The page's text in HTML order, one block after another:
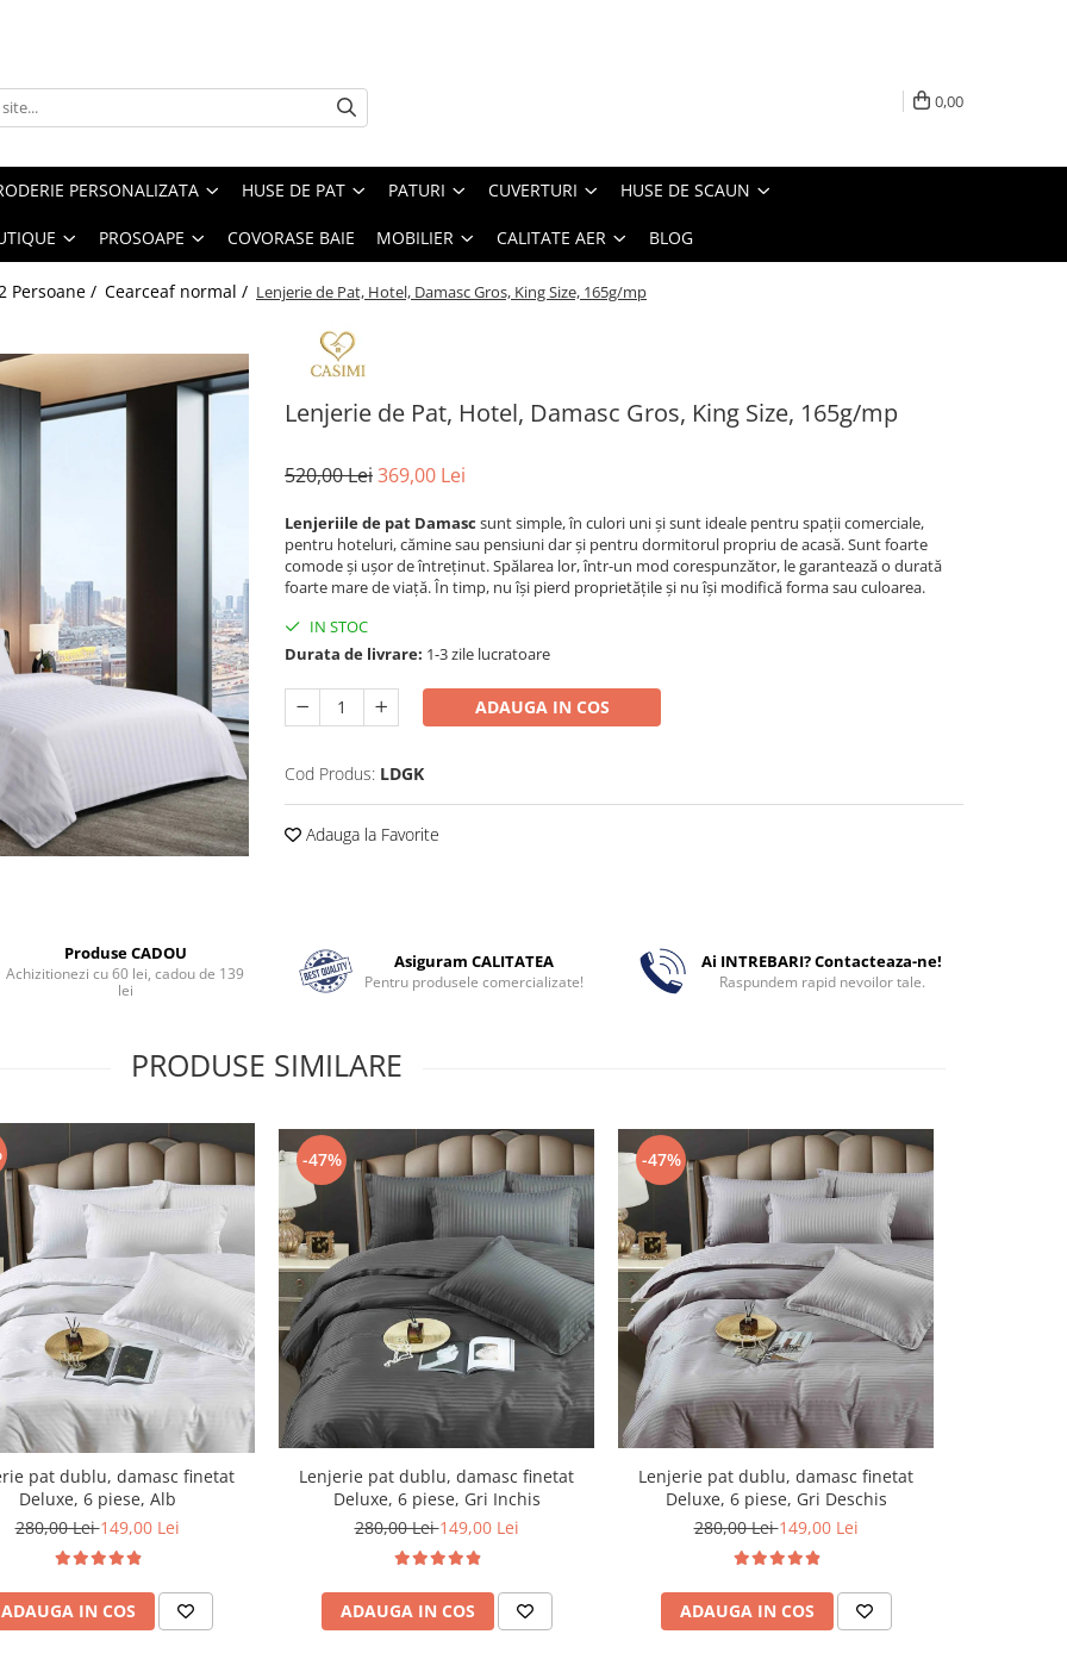
0,00
PERSONALIZATA HUSE DE PAT PATURI CUVERTURI HUSE DE SCAUN
PROSOAPE COVORASE BAIE MOBILIER CALITATE AER BLOG
Persoane / Cearceaf normal / Lenjerie de Pat, Hotel, Damasc Gros, King Size, 165g/mp
Lenjerie de Pat, Hotel, Damasc Gros, King Size, 165g/mp
520,00 Lei369,00 Lei
Lenjeriile de pat Damasc sunt simple, în culori uni şi sunt ideale pentru spaţii comerciale,
pentru hoteluri, cămine sau pensiuni dar şi pentru dormitorul propriu de acasă. Sunt foarte
comode şi uşor de întreţinut. Spălarea lor, într-un mod corespunzător, le garantează o durată
foarte mare de viaţă. În timp, nu îşi pierd proprietăţile şi nu îşi modifică forma sau culoarea.
IN STOC
Durata de livrare: 1-3 zile lucratoare
ADAUGA IN COS
Cod Produs: LDGK
Adauga la Favorite
Produse CADOU
Achizitionezi cu 60 lei, cadou de 139
lei
Asiguram CALITATEA
Pentru produsele comercializate!
Ai INTREBARI? Contacteaza-ne!
Raspundem rapid nevoilor tale.
PRODUSE SIMILARE
pat dublu, damasc finetat
Deluxe, 6 piese, Alb
280,00 Lei149,00 Lei
ADAUGA IN COS
-47%
Lenjerie pat dublu, damasc finetat
Deluxe, 6 piese, Gri Inchis
280,00 Lei149,00 Lei
ADAUGA IN COS
-47%
Lenjerie pat dublu, damasc finetat
Deluxe, 6 piese, Gri Deschis
280,00 Lei149,00 Lei
ADAUGA IN COS